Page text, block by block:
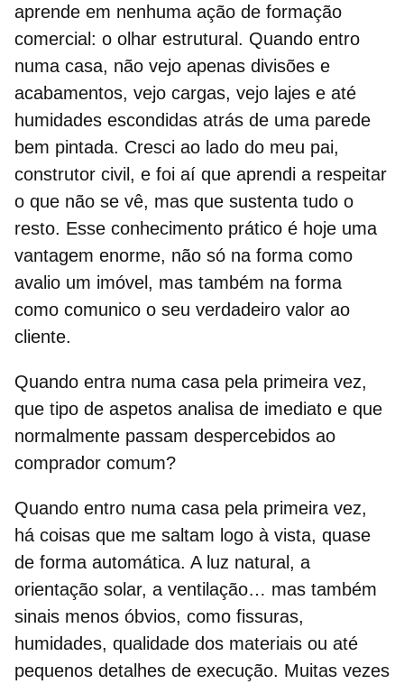
aprende em nenhuma ação de formação
comercial: o olhar estrutural. Quando entro
numa casa, não vejo apenas divisões e
acabamentos, vejo cargas, vejo lajes e até
humidades escondidas atrás de uma parede
bem pintada. Cresci ao lado do meu pai,
construtor civil, e foi aí que aprendi a respeitar
o que não se vê, mas que sustenta tudo o
resto. Esse conhecimento prático é hoje uma
vantagem enorme, não só na forma como
avalio um imóvel, mas também na forma
como comunico o seu verdadeiro valor ao
cliente.
Quando entra numa casa pela primeira vez,
que tipo de aspetos analisa de imediato e que
normalmente passam despercebidos ao
comprador comum?
Quando entro numa casa pela primeira vez,
há coisas que me saltam logo à vista, quase
de forma automática. A luz natural, a
orientação solar, a ventilação… mas também
sinais menos óbvios, como fissuras,
humidades, qualidade dos materiais ou até
pequenos detalhes de execução. Muitas vezes